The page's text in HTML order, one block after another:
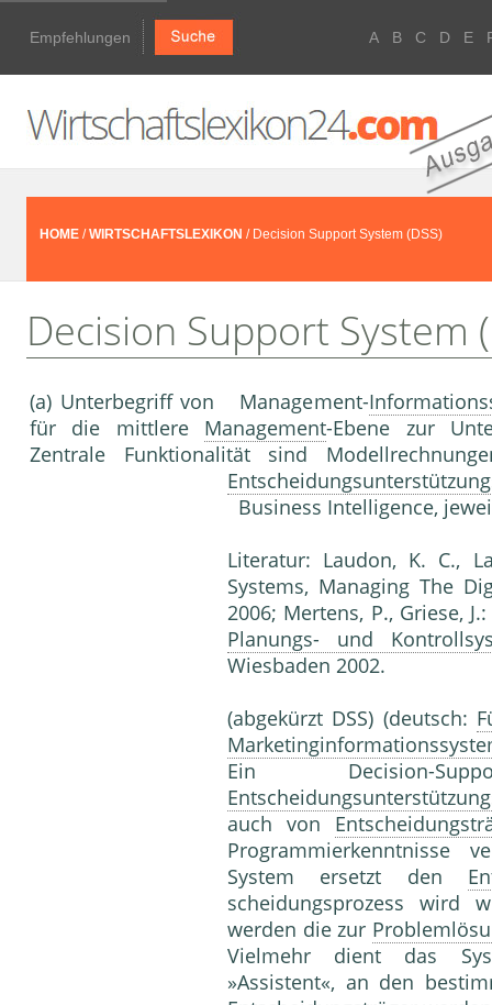
Empfehlungen A B C D E
HOME /WIRTSCHAFTSLEXIKON / Decision Support System (DSS)
Decision Support System
(a) Unterbegriff von Management-
für die mittlere Management-Ebene zur
Zentrale Funktionalität sind
Business Intel­ligence,
Literatur: Laudon, K. C.,
Systems, Managing The
2006; Mertens, P., Griese,
Planungs- und
Wiesbaden 2002.
(abgekürzt DSS) (deutsch:
Ein Decision-
auch von
Programmierkenntnisse
System ersetzt den
scheidungsprozess wird
werden die zur
Vielmehr dient das
»Assistent«, an den